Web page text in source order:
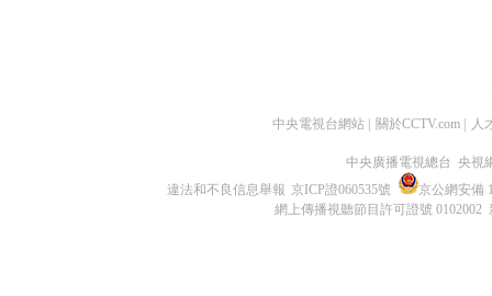
中央電視台網站 關於CCTV.com 人
中央廣播電視總台 央視
違法和不良信息舉報 京ICP證060535號
京公網安備
網上傳播視聽節目許可證號 0102002